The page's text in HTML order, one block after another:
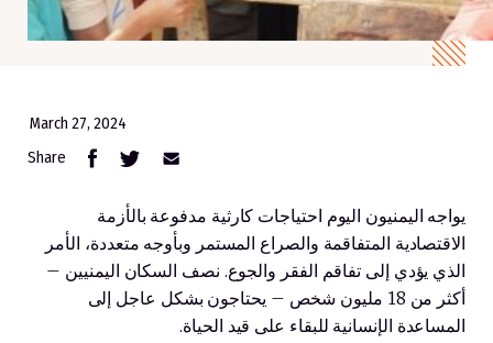
March 27, 2024
Share
يواجه اليمنيون اليوم احتياجات كارثية مدفوعة بالأزمة
الاقتصادية المتفاقمة والصراع المستمر وبأوجه متعددة، الأمر
الذي يؤدي إلى تفاقم الفقر والجوع. نصف السكان اليمنيين –
أكثر من 18 مليون شخص – يحتاجون بشكل عاجل إلى
المساعدة الإنسانية للبقاء على قيد الحياة.